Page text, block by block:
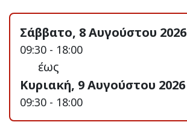
Σάββατο, 8 Αυγούστου 2026
09:30 - 18:00
έως
Κυριακή, 9 Αυγούστου 2026
09:30 - 18:00